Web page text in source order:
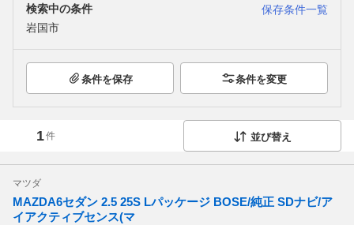
検索中の条件
保存条件一覧
岩国市
条件を保存 条件を変更
1件 並び替え
マツダ
MAZDA6セダン 2.5 25S Lパッケージ BOSE/純正 SDナビ/ア
イアクティブセンス(マ